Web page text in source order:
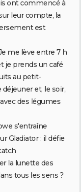
ont commencé à
leur compte, la
est
me lève entre 7 h
je prends un café
au petit-
déjeuner et, le soir,
des légumes
s'entraîne
Gladiator : il défie
la lunette des
tous les sens ?